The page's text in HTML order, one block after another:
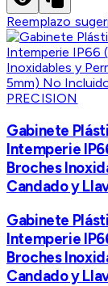
Reemplazo
PRECISION
Gabinete
Intemperie
Broches
Candado y
Gabinete
Intemperie
Broches
Candado y